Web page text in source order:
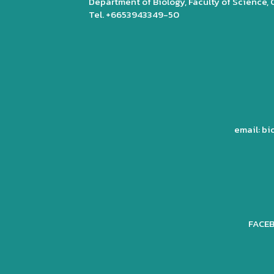
Tel. +6653943349-50
email: